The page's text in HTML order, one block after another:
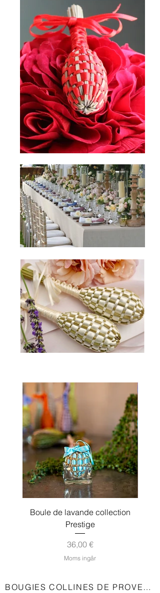
Boule de lavande collection
Prestige
Pris
36,00 €
Moms ingår
BOUGIES COLLINES DE PROVENCE